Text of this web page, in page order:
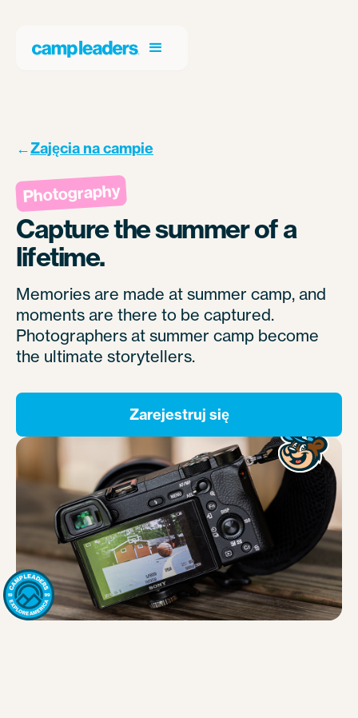
←Zajęcia na campie
Photography
Capture the summer of a
lifetime.
Memories are made at summer camp, and
moments are there to be captured.
Photographers at summer camp become
the ultimate storytellers.
Zarejestruj się